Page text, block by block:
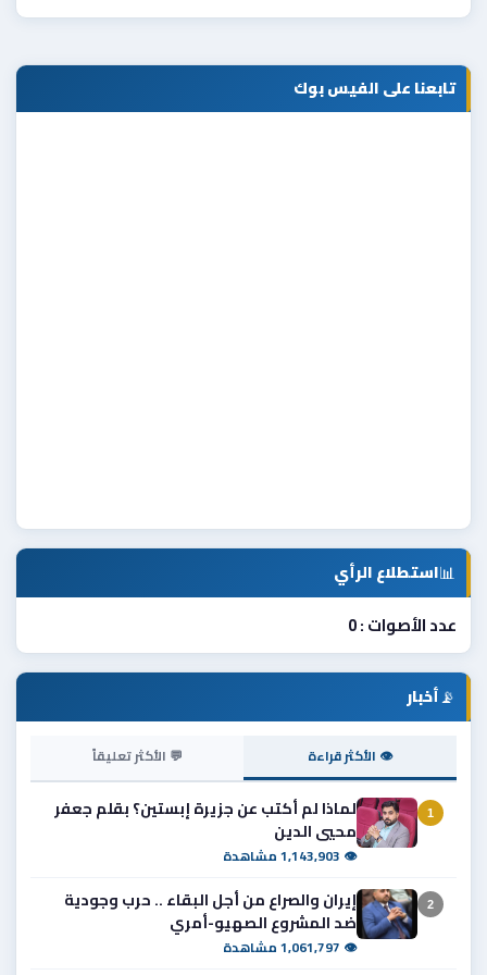
تابعنا على الفيس بوك
📊استطلاع الرأي
عدد الأصوات : 0
📡أخبار
👁 الأكثر قراءة 💬 الأكثر تعليقاً
1
لماذا لم أكتب عن جزيرة إبستين؟ بقلم جعفر
محيي الدين
👁 1,143,903 مشاهدة
2
إيران والصراع من أجل البقاء .. حرب وجودية
ضد المشروع الصهيو-أمري
👁 1,061,797 مشاهدة